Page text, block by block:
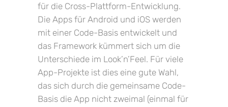
für die Cross-Plattform-Entwicklung.
Die Apps für Android und iOS werden
mit einer Code-Basis entwickelt und
das Framework kümmert sich um die
Unterschiede im Look’n’Feel. Für viele
App-Projekte ist dies eine gute Wahl,
das sich durch die gemeinsame Code-
Basis die App nicht zweimal (einmal für